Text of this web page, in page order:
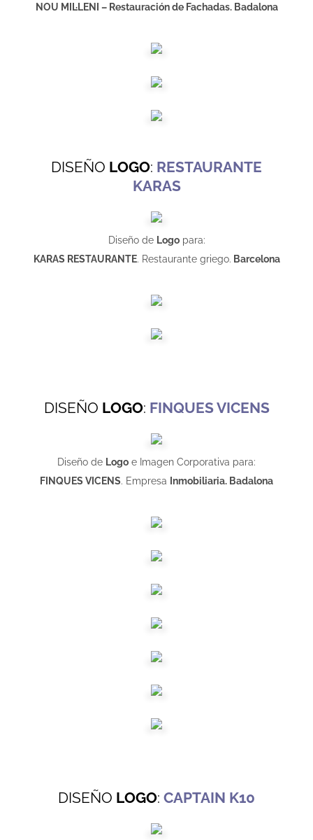
NOU MIL·LENI – Restauración de Fachadas. Badalona
DISEÑO LOGO: RESTAURANTE
KARAS
Diseño de Logopara:
KARAS RESTAURANTE. Restaurante griego. Barcelona
DISEÑO LOGO: FINQUES VICENS
Diseño de Logo e Imagen Corporativa para:
FINQUES VICENS. Empresa Inmobiliaria. Badalona
DISEÑO LOGO: CAPTAIN K10